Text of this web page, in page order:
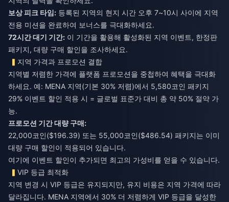
보상 피크 타임: 등록된 지역의 현지 시간 오후 7~10시 사이에 지역
전용 미션을 완료하여 보너스를 극대화하세요.
72시간 대기 기간: 이 기간을 활용해 활성화된 지역 이벤트, 한정판
패키지, 대량 구매 할인을 조사하세요.
지역 가격과 프로모션 결합
지역별 저렴한 가격에 플랫폼 프로모션을 중첩하여 혜택을 극대화
하세요. 예: MENA 지역(기본 30% 저렴)에서 5,580코인 패키지
29% 이벤트 할인 적용 시 = 글로벌 표준가 대비 총 약 50% 절약 가
능.
프로모션 기간 대량 구매:
22,000코인($196.39) 또는 55,000코인($486.54) 패키지는 이미
대량 구매 할인이 적용되어 있습니다.
여기에 이벤트 할인이 추가되면 최고의 가성비를 얻을 수 있습니다.
VIP 등급 최적화
지역 변경 시 VIP 등급은 유지되지만, 유지 비용은 지역 가격에 따라
달라집니다. MENA 지역에서 30% 더 저렴하게 VIP 등급을 달성한